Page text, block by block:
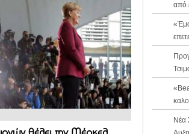
από
Νέα